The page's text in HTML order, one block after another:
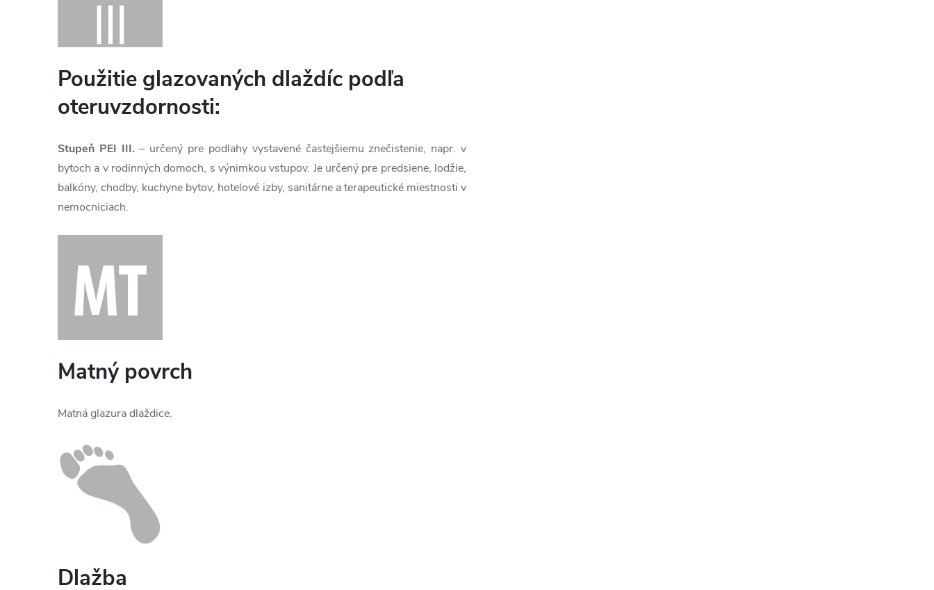
Použitie glazovaných dlaždíc podľa
oteruvzdornosti:
Stupeň PEI III. – určený pre podlahy vystavené častejšiemu znečistenie, napr. v
bytoch a v rodinných domoch, s výnimkou vstupov. Je určený pre predsiene, lodžie,
balkóny, chodby, kuchyne bytov, hotelové izby, sanitárne a terapeutické miestnosti v
nemocniciach.
Matný povrch
Matná glazura dlaždice.
Dlažba